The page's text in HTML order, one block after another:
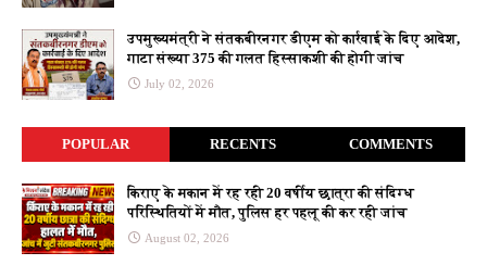
उपमुख्यमंत्री ने संतकबीरनगर डीएम को कार्रवाई के दिए आदेश,
गाटा संख्या 375 की गलत हिस्साकशी की होगी जांच
July 02, 2026
POPULAR RECENTS COMMENTS
किराए के मकान में रह रही 20 वर्षीय छात्रा की संदिग्ध
परिस्थितियों में मौत, पुलिस हर पहलू की कर रही जांच
August 02, 2026